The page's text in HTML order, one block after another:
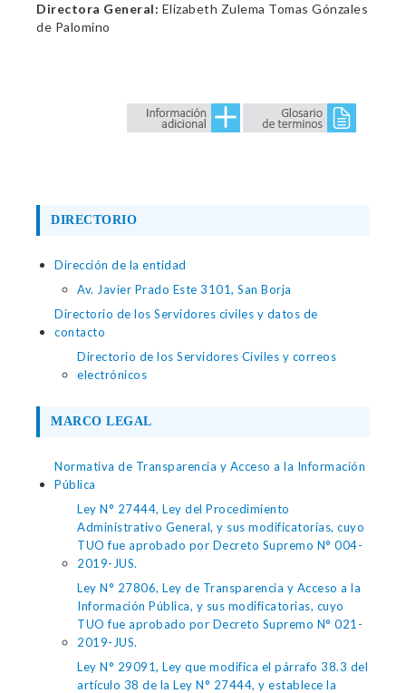
Directora General: Elizabeth Zulema Tomas Gónzales
de Palomino
DIRECTORIO
Dirección de la entidad
Av. Javier Prado Este 3101, San Borja
Directorio de los Servidores civiles y datos de
contacto
Directorio de los Servidores Civiles y correos
electrónicos
MARCO LEGAL
Normativa de Transparencia y Acceso a la Información
Pública
Ley N° 27444, Ley del Procedimiento
Administrativo General, y sus modificatorias, cuyo
TUO fue aprobado por Decreto Supremo N° 004-
2019-JUS.
Ley N° 27806, Ley de Transparencia y Acceso a la
Información Pública, y sus modificatorias, cuyo
TUO fue aprobado por Decreto Supremo N° 021-
2019-JUS.
Ley N° 29091, Ley que modifica el párrafo 38.3 del
artículo 38 de la Ley N° 27444, y establece la